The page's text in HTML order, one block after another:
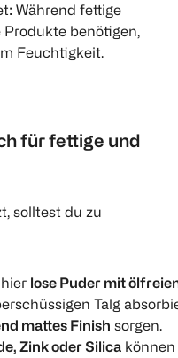
Während fettige
benötigen,
Feuchtigkeit.
für fettige und
solltest du zu
lose Puder mit
Talg
mattes Finish sorgen.
Zink oder Silica können